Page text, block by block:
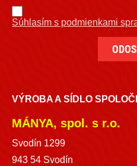
Súhlasím s podmienkami
VÝROBA A SÍDLO
MÁNYA, spol. s r.o.
Svodín 1299
943 54 Svodín